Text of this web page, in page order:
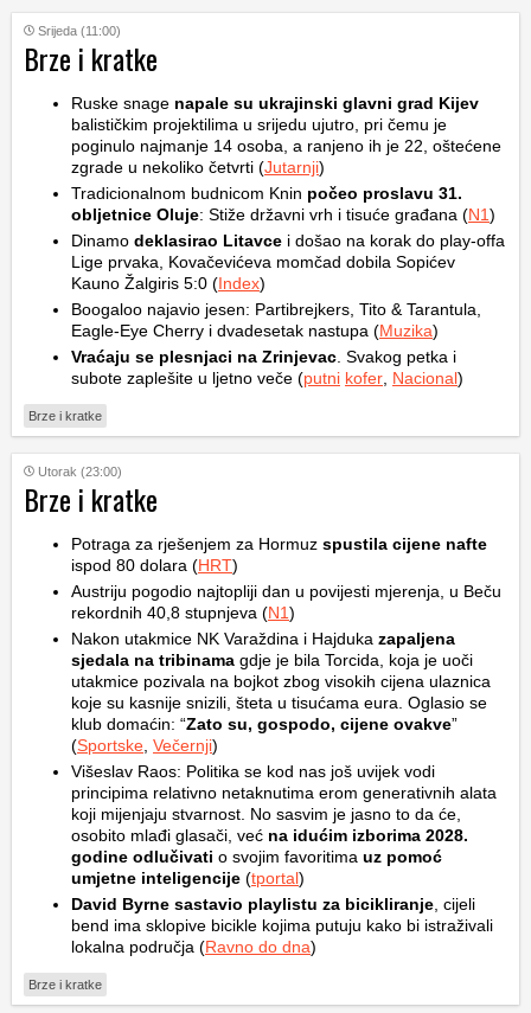
Srijeda (11:00)
Brze i kratke
Ruske snage napale su ukrajinski glavni grad Kijev
balističkim projektilima u srijedu ujutro, pri čemu je
poginulo najmanje 14 osoba, a ranjeno ih je 22, oštećene
zgrade u nekoliko četvrti (Jutarnji)
Tradicionalnom budnicom Knin počeo proslavu 31.
obljetnice Oluje: Stiže državni vrh i tisuće građana (N1)
Dinamo deklasirao Litavce i došao na korak do play-offa
Lige prvaka, Kovačevićeva momčad dobila Sopićev
Kauno Žalgiris 5:0 (Index)
Boogaloo najavio jesen: Partibrejkers, Tito & Tarantula,
Eagle-Eye Cherry i dvadesetak nastupa (Muzika)
Vraćaju se plesnjaci na Zrinjevac . Svakog petka i
subote zaplešite u ljetno veče (putni kofer Nacional)
Brze i kratke
Utorak (23:00)
Brze i kratke
Potraga za rješenjem za Hormuz spustila cijene nafte
ispod 80 dolara (HRT)
Austriju pogodio najtopliji dan u povijesti mjerenja, u Beču
rekordnih 40,8 stupnjeva (N1)
Nakon utakmice NK Varaždina i Hajduka zapaljena
sjedala na tribinama gdje je bila Torcida, koja je uoči
utakmice pozivala na bojkot zbog visokih cijena ulaznica
koje su kasnije snizili, šteta u tisućama eura. Oglasio se
klub domaćin: “Zato su, gospodo, cijene ovakve”
(Sportske Večernji)
Višeslav Raos: Politika se kod nas još uvijek vodi
principima relativno netaknutima erom generativnih alata
koji mijenjaju stvarnost. No sasvim je jasno to da će,
osobito mlađi glasači, već na idućim izborima 2028.
godine odlučivati o svojim favoritima uz pomoć
umjetne inteligencije (tportal)
David Byrne sastavio playlistu za bicikliranje , cijeli
bend ima sklopive bicikle kojima putuju kako bi istraživali
lokalna područja (Ravno do dna)
Brze i kratke